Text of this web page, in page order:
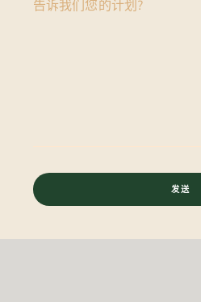
告诉我们您的计划?
发送